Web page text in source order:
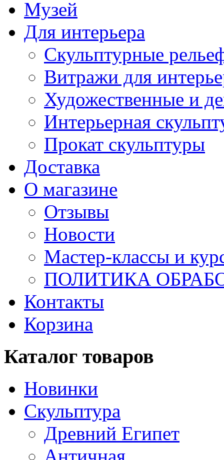
Музей
Для интерьера
Скульптурные
Витражи для
Художественные и
Интерьерная
Прокат скульптуры
Доставка
О магазине
Отзывы
Новости
Мастер-классы и
ПОЛИТИКА
Контакты
Корзина
Каталог товаров
Новинки
Скульптура
Древний Египет